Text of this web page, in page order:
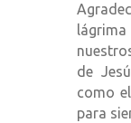
de
como
para